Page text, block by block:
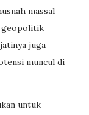
massal
geopolitik
juga
muncul di
untuk